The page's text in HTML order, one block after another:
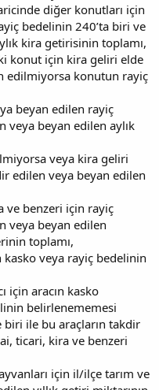
diğer konutları için
bedelinin 240’ta biri ve
kira getirisinin toplamı,
konut için kira geliri elde
edilmiyorsa konutun rayiç
beyan edilen rayiç
veya beyan edilen aylık
veya kira geliri
edilen veya beyan edilen
ve benzeri için rayiç
veya beyan edilen
toplamı,
kasko veya rayiç bedelinin
için aracın kasko
belirlenememesi
biri ile bu araçların takdir
ticari, kira ve benzeri
için il/ilçe tarım ve